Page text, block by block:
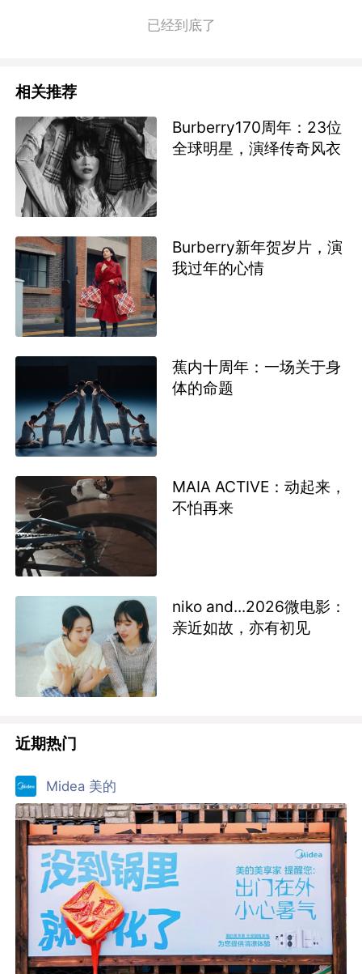
已经到底了
相关推荐
Burberry170周年：23位
全球明星，演绎传奇风衣
Burberry新年贺岁片，演
我过年的心情
蕉内十周年：一场关于身
体的命题
MAIA ACTIVE：动起来，
不怕再来
niko and...2026微电影：
亲近如故，亦有初见
近期热门
Midea 美的